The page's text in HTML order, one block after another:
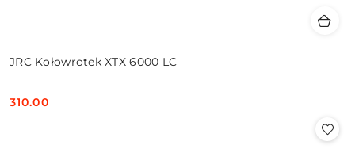
JRC Kołowrotek XTX 6000 LC
Cena:
310.00